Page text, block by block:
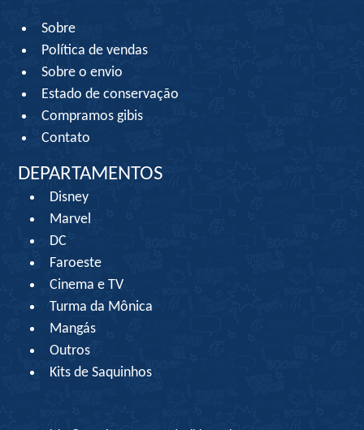
Sobre
Política de vendas
Sobre o envio
Estado de conservação
Compramos gibis
Contato
DEPARTAMENTOS
Disney
Marvel
DC
Faroeste
Cinema e TV
Turma da Mônica
Mangás
Outros
Kits de Saquinhos